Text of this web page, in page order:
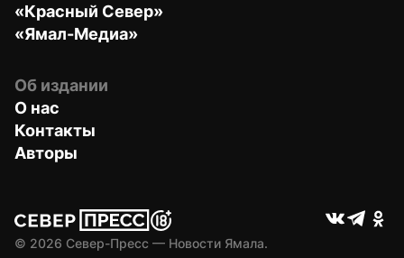
«Красный Север»
«Ямал-Медиа»
Об издании
О нас
Контакты
Авторы
© 2026 Север-Пресс — Новости Ямала.